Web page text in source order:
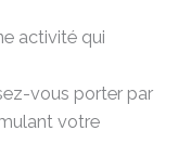
activité qui
vous porter par
votre